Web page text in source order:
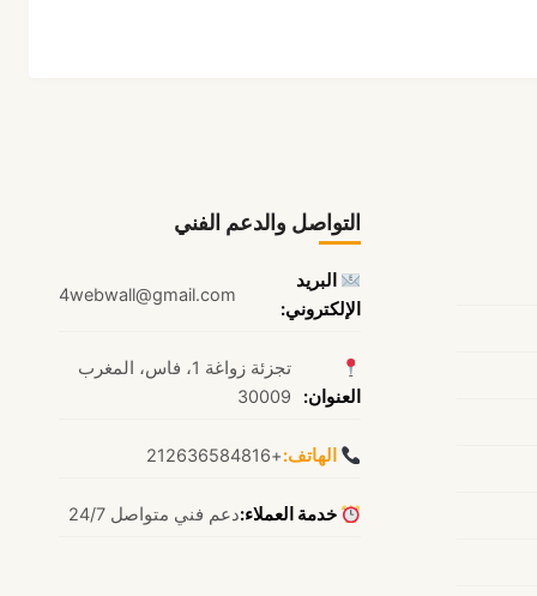
التواصل والدعم الفني
البريد
الإلكتروني:
4webwall@gmail.com
العنوان:
تجزئة زواغة 1، فاس، المغرب
30009
الهاتف:+212636584816
خدمة العملاء:دعم فني متواصل 24/7